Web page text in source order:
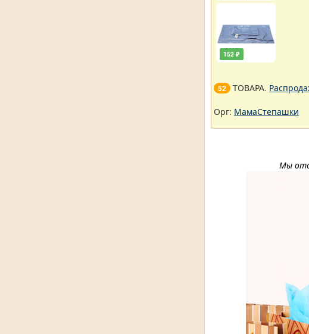
152 ₽
52 ТОВАРА.
Орг: МамаСтепашки
Мы